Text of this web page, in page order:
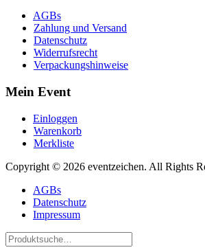
AGBs
Zahlung und Versand
Datenschutz
Widerrufsrecht
Verpackungshinweise
Mein Event
Einloggen
Warenkorb
Merkliste
Copyright © 2026 eventzeichen. All Rights
AGBs
Datenschutz
Impressum